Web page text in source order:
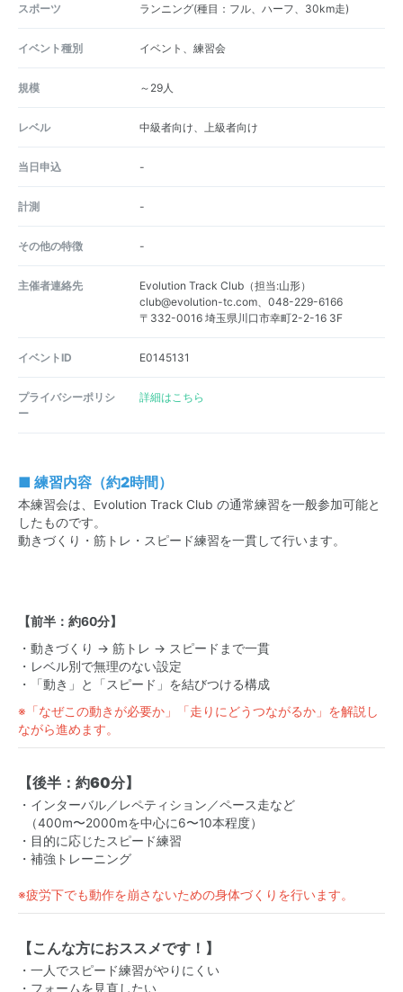
スポーツ ランニング(種目：フル、ハーフ、30km走)
イベント種別 イベント、練習会
規模 ～29人
レベル 中級者向け、上級者向け
当日申込 -
計測 -
その他の特徴 -
主催者連絡先
Evolution Track Club（担当:山形）
club@evolution-tc.com、048-229-6166
〒332-0016 埼玉県川口市幸町2-2-16 3F
イベントID E0145131
プライバシーポリシ
ー
詳細はこちら
■ 練習内容（約2時間）
本練習会は、Evolution Track Club の通常練習を一般参加可能と
したものです。
動きづくり・筋トレ・スピード練習を一貫して行います。
【前半：約60分】
・動きづくり → 筋トレ → スピードまで一貫
・レベル別で無理のない設定
・「動き」と「スピード」を結びつける構成
※「なぜこの動きが必要か」「走りにどうつながるか」を解説し
ながら進めます。
【後半：約60分】
・インターバル／レペティション／ペース走など
（400m〜2000mを中心に6〜10本程度）
・目的に応じたスピード練習
・補強トレーニング
※疲労下でも動作を崩さないための身体づくりを行います。
【こんな方におススメです！】
・一人でスピード練習がやりにくい
・フォームを見直したい